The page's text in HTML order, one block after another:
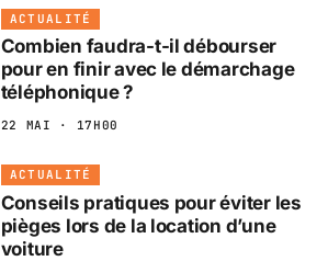
ACTUALITÉ
Combien faudra-t-il débourser
pour en finir avec le démarchage
téléphonique ?
22 MAI · 17H00
ACTUALITÉ
Conseils pratiques pour éviter les
pièges lors de la location d’une
voiture